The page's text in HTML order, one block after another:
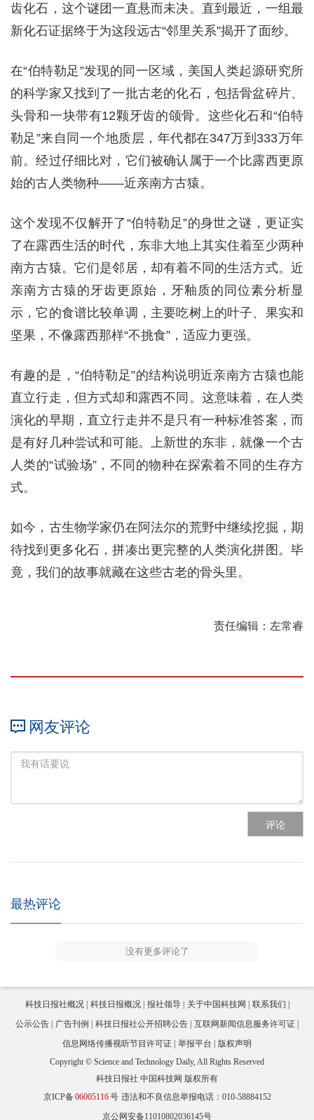
齿化石，这个谜团一直悬而未决。直到最近，一组最
新化石证据终于为这段远古“邻里关系”揭开了面纱。
在“伯特勒足”发现的同一区域，美国人类起源研究所
的科学家又找到了一批古老的化石，包括骨盆碎片、
头骨和一块带有12颗牙齿的颌骨。这些化石和“伯特
勒足”来自同一个地质层，年代都在347万到333万年
前。经过仔细比对，它们被确认属于一个比露西更原
始的古人类物种——近亲南方古猿。
这个发现不仅解开了“伯特勒足”的身世之谜，更证实
了在露西生活的时代，东非大地上其实住着至少两种
南方古猿。它们是邻居，却有着不同的生活方式。近
亲南方古猿的牙齿更原始，牙釉质的同位素分析显
示，它的食谱比较单调，主要吃树上的叶子、果实和
坚果，不像露西那样“不挑食”，适应力更强。
有趣的是，“伯特勒足”的结构说明近亲南方古猿也能
直立行走，但方式却和露西不同。这意味着，在人类
演化的早期，直立行走并不是只有一种标准答案，而
是有好几种尝试和可能。上新世的东非，就像一个古
人类的“试验场”，不同的物种在探索着不同的生存方
式。
如今，古生物学家仍在阿法尔的荒野中继续挖掘，期
待找到更多化石，拼凑出更完整的人类演化拼图。毕
竟，我们的故事就藏在这些古老的骨头里。
责任编辑：左常睿
网友评论
评论
最热评论
没有更多评论了
科技日报社概况 科技日报概况 报社领导 关于中国科技网
联系我们
公示公告
广告刊例 科技日报社公开招聘公告
互联网新闻信息服务许可证
信息网络传播视听节目许可证
举报平台
版权声明
Copyright © Science and Technology Daily, All Rights Reserved
科技日报社 中国科技网 版权所有
京ICP备06005116号 违法和不良信息举报电话：010-58884152
京公网安备11010802036145号